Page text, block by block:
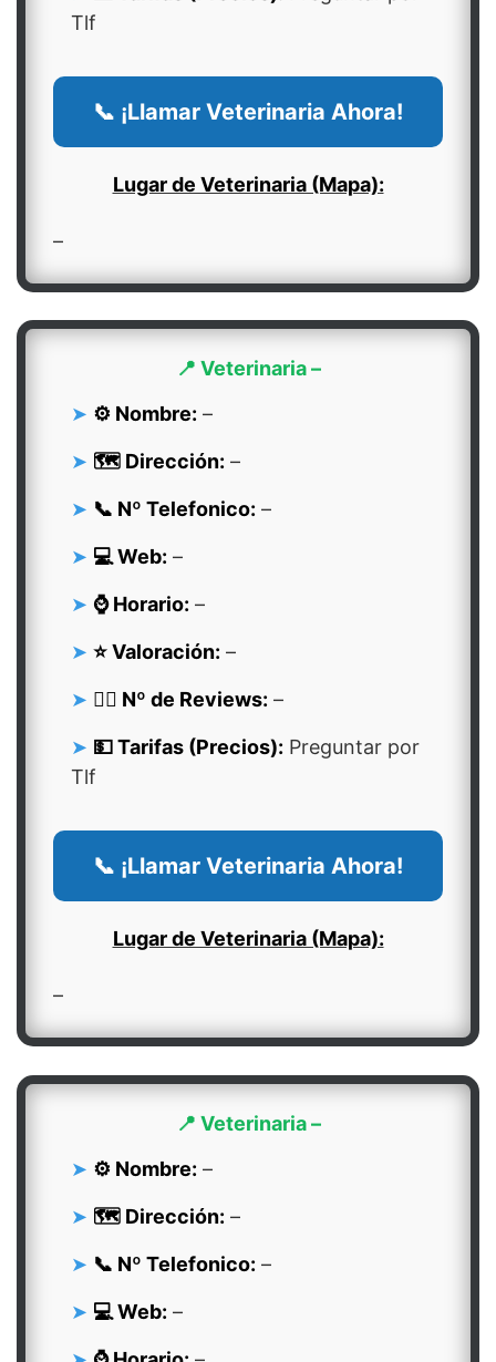
Tlf
📞 ¡Llamar Veterinaria Ahora!
Lugar de Veterinaria (Mapa):
–
📍 Veterinaria –
⚙️ Nombre: –
🗺️ Dirección: –
📞 Nº Telefonico: –
💻 Web: –
⌚ Horario: –
⭐ Valoración: –
👍🏻 Nº de Reviews: –
💵 Tarifas (Precios): Preguntar por
Tlf
📞 ¡Llamar Veterinaria Ahora!
Lugar de Veterinaria (Mapa):
–
📍 Veterinaria –
⚙️ Nombre: –
🗺️ Dirección: –
📞 Nº Telefonico: –
💻 Web: –